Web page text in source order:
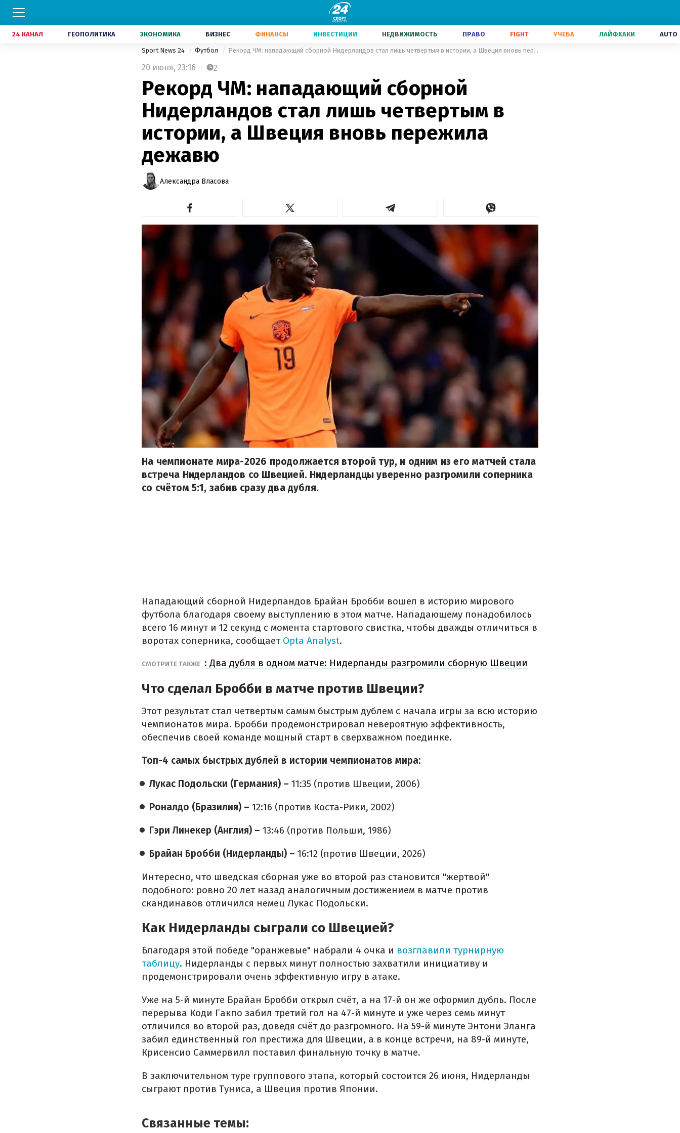
24 КАНАЛ ГЕОПОЛИТИКА ЭКОНОМИКА БИЗНЕС ФИНАНСЫ ИНВЕСТИЦИИ НЕДВИЖИМОСТЬ ПРАВО FIGHT УЧЕБА ЛАЙФХАКИ AUTO
Sport News 24 Футбол Рекорд ЧМ: нападающий сборной Нидерландов стал лишь четвертым в истории, а Швеция вновь пережила дежавю
20 июня, 23:16 2
Рекорд ЧМ: нападающий сборной
Нидерландов стал лишь четвертым в
истории, а Швеция вновь пережила
дежавю
Александра Власова
На чемпионате мира-2026 продолжается второй тур, и одним из его матчей стала
встреча Нидерландов со Швецией. Нидерландцы уверенно разгромили соперника
со счётом 5:1, забив сразу два дубля.
Нападающий сборной Нидерландов Брайан Бробби вошел в историю мирового
футбола благодаря своему выступлению в этом матче. Нападающему понадобилось
всего 16 минут и 12 секунд с момента стартового свистка, чтобы дважды отличиться в
воротах соперника, сообщает Opta Analyst.
СМОТРИТЕ ТАКЖЕ : Два дубля в одном матче: Нидерланды разгромили сборную Швеции
Что сделал Бробби в матче против Швеции?
Этот результат стал четвертым самым быстрым дублем с начала игры за всю историю
чемпионатов мира. Бробби продемонстрировал невероятную эффективность,
обеспечив своей команде мощный старт в сверхважном поединке.
Топ-4 самых быстрых дублей в истории чемпионатов мира:
Лукас Подольски (Германия) – 11:35 (против Швеции, 2006)
Роналдо (Бразилия) – 12:16 (против Коста-Рики, 2002)
Гэри Линекер (Англия) – 13:46 (против Польши, 1986)
Брайан Бробби (Нидерланды) – 16:12 (против Швеции, 2026)
Интересно, что шведская сборная уже во второй раз становится "жертвой"
подобного: ровно 20 лет назад аналогичным достижением в матче против
скандинавов отличился немец Лукас Подольски.
Как Нидерланды сыграли со Швецией?
Благодаря этой победе "оранжевые" набрали 4 очка и возглавили турнирную
таблицу. Нидерланды с первых минут полностью захватили инициативу и
продемонстрировали очень эффективную игру в атаке.
Уже на 5-й минуте Брайан Бробби открыл счёт, а на 17-й он же оформил дубль. После
перерыва Коди Гакпо забил третий гол на 47-й минуте и уже через семь минут
отличился во второй раз, доведя счёт до разгромного. На 59-й минуте Энтони Эланга
забил единственный гол престижа для Швеции, а в конце встречи, на 89-й минуте,
Крисенсио Саммервилл поставил финальную точку в матче.
В заключительном туре группового этапа, который состоится 26 июня, Нидерланды
сыграют против Туниса, а Швеция против Японии.
Связанные темы: